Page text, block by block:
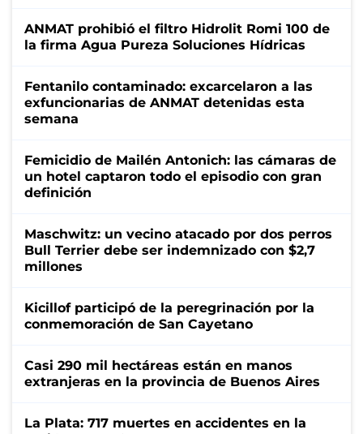
ANMAT prohibió el filtro Hidrolit Romi 100 de
la firma Agua Pureza Soluciones Hídricas
Fentanilo contaminado: excarcelaron a las
exfuncionarias de ANMAT detenidas esta
semana
Femicidio de Mailén Antonich: las cámaras de
un hotel captaron todo el episodio con gran
definición
Maschwitz: un vecino atacado por dos perros
Bull Terrier debe ser indemnizado con $2,7
millones
Kicillof participó de la peregrinación por la
conmemoración de San Cayetano
Casi 290 mil hectáreas están en manos
extranjeras en la provincia de Buenos Aires
La Plata: 717 muertes en accidentes en la